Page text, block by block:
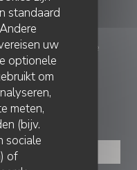
standaard
uw
optionele
om
meten,
(bijv.
sociale
of
Bel'air
Martin-du-Tertre((opent
TAFEL